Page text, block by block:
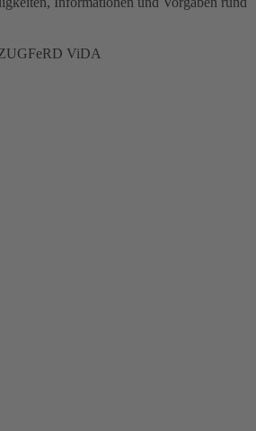
ViDA